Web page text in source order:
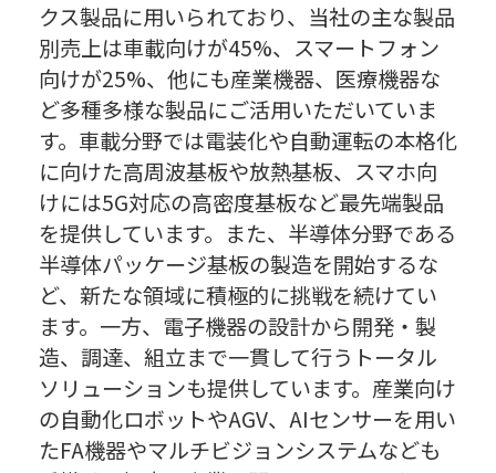
クス製品に用いられており、当社の主な製品
別売上は車載向けが45%、スマートフォン
向けが25%、他にも産業機器、医療機器な
ど多種多様な製品にご活用いただいていま
す。車載分野では電装化や自動運転の本格化
に向けた高周波基板や放熱基板、スマホ向
けには5G対応の高密度基板など最先端製品
を提供しています。また、半導体分野である
半導体パッケージ基板の製造を開始するな
ど、新たな領域に積極的に挑戦を続けてい
ます。一方、電子機器の設計から開発・製
造、調達、組立まで一貫して行うトータル
ソリューションも提供しています。産業向け
の自動化ロボットやAGV、AIセンサーを用い
たFA機器やマルチビジョンシステムなども